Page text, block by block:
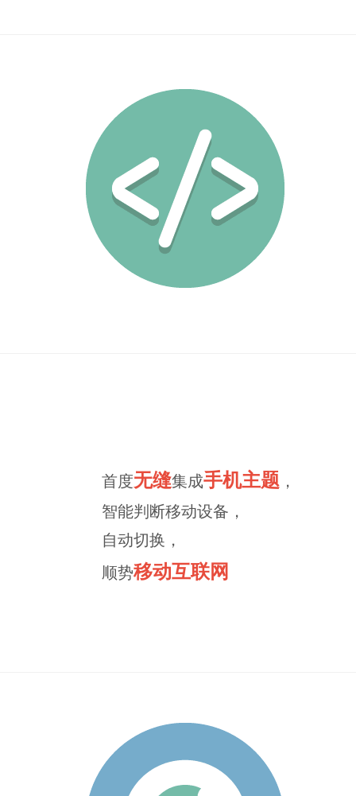
首度无缝集成手机主题 ，
智能判断移动设备，
自动切换，
顺势移动互联网